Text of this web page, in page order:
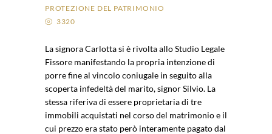
PROTEZIONE DEL PATRIMONIO
3320
La signora Carlotta si è rivolta allo Studio Legale
Fissore manifestando la propria intenzione di
porre fine al vincolo coniugale in seguito alla
scoperta infedeltà del marito, signor Silvio. La
stessa riferiva di essere proprietaria di tre
immobili acquistati nel corso del matrimonio e il
cui prezzo era stato però interamente pagato dal